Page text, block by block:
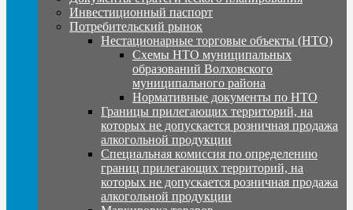
Инвестиционный паспорт
Потребительский рынок
Нестационарные торговые объекты (НТО)
Схемы НТО муниципальных
образований Волховского
муниципального района
Нормативные документы по НТО
Границы прилегающих территорий, на
которых не допускается розничная продажа
алкогольной продукции
Специальная комиссия по определению
границ прилегающих территорий, на
которых не допускается розничная продажа
алкогольной продукции